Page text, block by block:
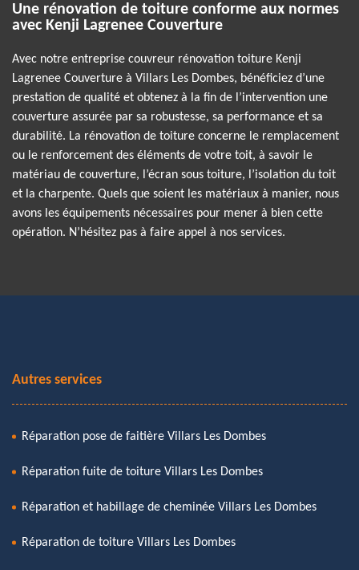
Une rénovation de toiture conforme aux normes
avec Kenji Lagrenee Couverture
Avec notre entreprise couvreur rénovation toiture Kenji
Lagrenee Couverture à Villars Les Dombes, bénéficiez d’une
prestation de qualité et obtenez à la fin de l’intervention une
couverture assurée par sa robustesse, sa performance et sa
durabilité. La rénovation de toiture concerne le remplacement
ou le renforcement des éléments de votre toit, à savoir le
matériau de couverture, l’écran sous toiture, l’isolation du toit
et la charpente. Quels que soient les matériaux à manier, nous
avons les équipements nécessaires pour mener à bien cette
opération. N’hésitez pas à faire appel à nos services.
Autres services
Réparation pose de faitière Villars Les Dombes
Réparation fuite de toiture Villars Les Dombes
Réparation et habillage de cheminée Villars Les Dombes
Réparation de toiture Villars Les Dombes